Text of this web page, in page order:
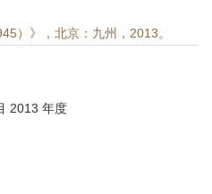
）》，北京：九州，2013。
2013 年度